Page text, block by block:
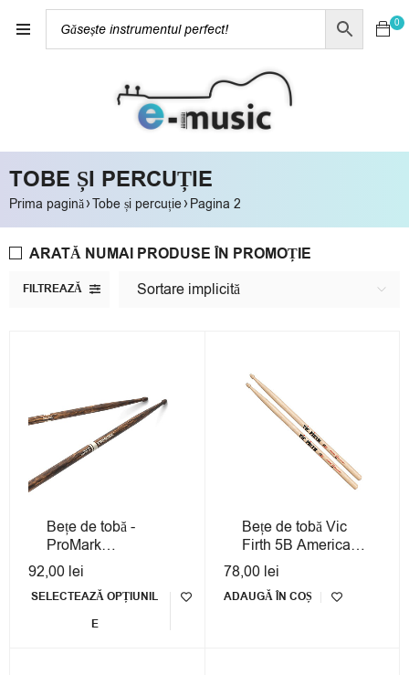
0
TOBE ȘI PERCUȚIE
Prima pagină›Tobe și percuție› Pagina 2
FILTREAZĂ Sortare implicită
ARATĂ NUMAI PRODUSE ÎN PROMOȚIE
Bețe de tobă -
ProMark
REBOUND
FireGrain
92,00 lei
SELECTEAZĂ OPȚIUNIL
E
Bețe de tobă Vic
Firth 5B American
Classic Hickory
78,00 lei
ADAUGĂ ÎN COȘ